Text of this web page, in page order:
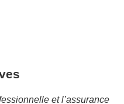
et l’assurance